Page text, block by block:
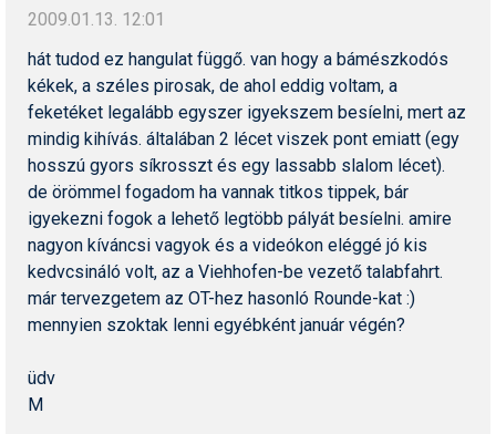
2009.01.13. 12:01
hát tudod ez hangulat függő. van hogy a bámészkodós
kékek, a széles pirosak, de ahol eddig voltam, a
feketéket legalább egyszer igyekszem besíelni, mert az
mindig kihívás. általában 2 lécet viszek pont emiatt (egy
hosszú gyors síkrosszt és egy lassabb slalom lécet).
de örömmel fogadom ha vannak titkos tippek, bár
igyekezni fogok a lehető legtöbb pályát besíelni. amire
nagyon kíváncsi vagyok és a videókon eléggé jó kis
kedvcsináló volt, az a Viehhofen-be vezető talabfahrt.
már tervezgetem az OT-hez hasonló Rounde-kat :)
mennyien szoktak lenni egyébként január végén?
üdv
M